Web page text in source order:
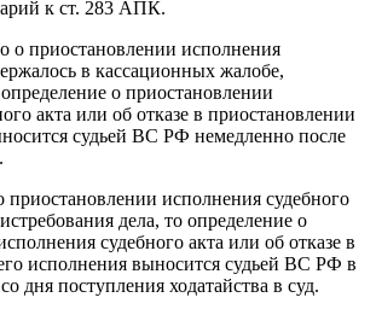
к ст. 283 АПК.
о приостановлении исполнения
в кассационных жалобе,
о приостановлении
акта или об отказе в приостановлении
судьей ВС РФ немедленно после
приостановлении исполнения судебного
дела, то определение о
судебного акта или об отказе в
исполнения выносится судьей ВС РФ в
дня поступления ходатайства в суд.